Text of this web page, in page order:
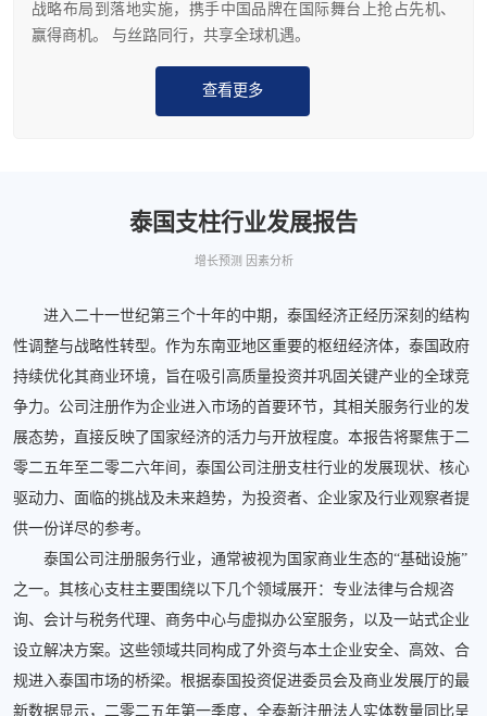
战略布局到落地实施，携手中国品牌在国际舞台上抢占先机、
赢得商机。 与丝路同行，共享全球机遇。
查看更多
泰国支柱行业发展报告
增长预测 因素分析
进入二十一世纪第三个十年的中期，泰国经济正经历深刻的结构
性调整与战略性转型。作为东南亚地区重要的枢纽经济体，泰国政府
持续优化其商业环境，旨在吸引高质量投资并巩固关键产业的全球竞
争力。公司注册作为企业进入市场的首要环节，其相关服务行业的发
展态势，直接反映了国家经济的活力与开放程度。本报告将聚焦于二
零二五年至二零二六年间，泰国公司注册支柱行业的发展现状、核心
驱动力、面临的挑战及未来趋势，为投资者、企业家及行业观察者提
供一份详尽的参考。
泰国公司注册服务行业，通常被视为国家商业生态的“基础设施”
之一。其核心支柱主要围绕以下几个领域展开：专业法律与合规咨
询、会计与税务代理、商务中心与虚拟办公室服务，以及一站式企业
设立解决方案。这些领域共同构成了外资与本土企业安全、高效、合
规进入泰国市场的桥梁。根据泰国投资促进委员会及商业发展厅的最
新数据显示，二零二五年第一季度，全泰新注册法人实体数量同比呈